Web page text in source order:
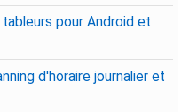
pour Android et
d'horaire journalier et